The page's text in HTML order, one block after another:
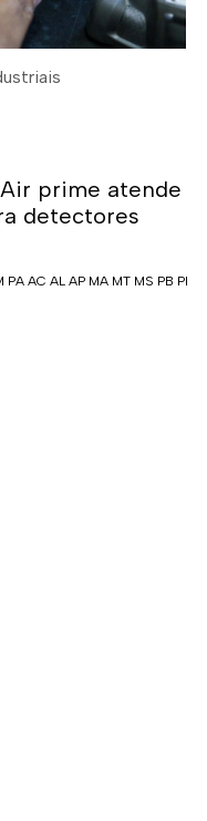
prime atende
detectores
PA AC AL AP MA MT MS PB PI